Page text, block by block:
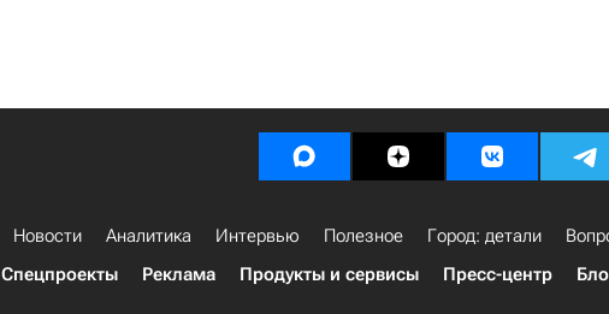
Новости Аналитика Интервью Полезное Город: детали
Спецпроекты
Реклама Продукты и сервисы Пресс-центр